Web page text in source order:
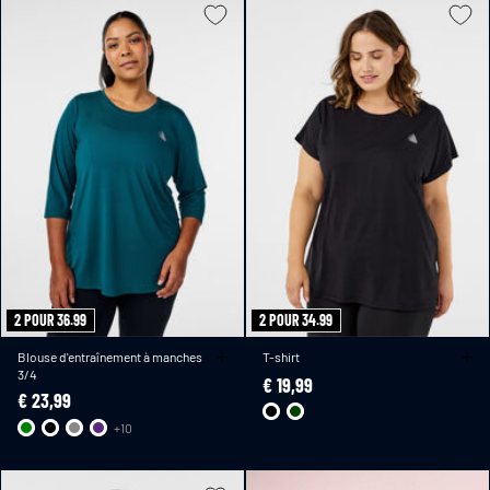
2 POUR 36.99
Blouse d'entraînement à manches
3/4
€ 23,99
+10
2 POUR 34.99
T-shirt
€ 19,99